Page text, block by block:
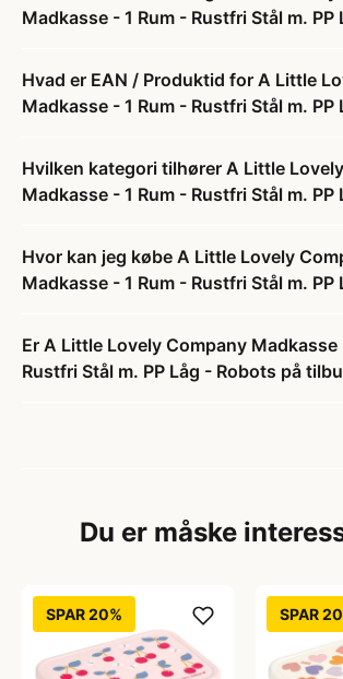
Madkasse - 1 Rum - Rustfri Stål m. PP
Hvad er EAN / Produktid for A Little
Madkasse - 1 Rum - Rustfri Stål m. PP
Hvilken kategori tilhører A Little
Madkasse - 1 Rum - Rustfri Stål m. PP
Hvor kan jeg købe A Little Lovely
Madkasse - 1 Rum - Rustfri Stål m. PP
Er A Little Lovely Company Madkasse
Rustfri Stål m. PP Låg - Robots på
Du er måske
SPAR 20% SPAR